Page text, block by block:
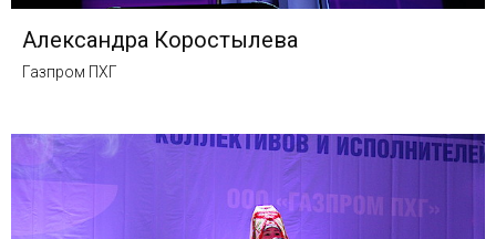
Александра Коростылева
Газпром ПХГ